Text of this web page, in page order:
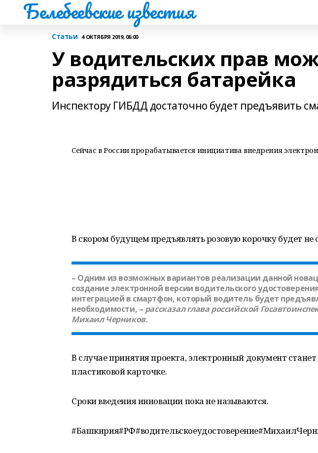
Белебеевские известия
Статьи 4 ОКТЯБРЯ 2019, 06:00
У водительских прав
разрядиться батарейка
Инспектору ГИБДД достаточно будет предъявить
Сейчас в России прорабатывается инициатива внедрения
В скором будущем предъявлять розовую корочку будет не
– Одним из возможных вариантов реализации данной
создание электронной версии водительского
интеграцией в смартфон, который водитель будет
необходимости, – рассказал глава российской
Михаил Черников.
В случае принятия проекта, электронный документ
пластиковой карточке.
Сроки введения инновации пока не называются.